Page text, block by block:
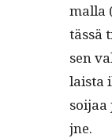
mal­la
tässä
sen
laista
jne.